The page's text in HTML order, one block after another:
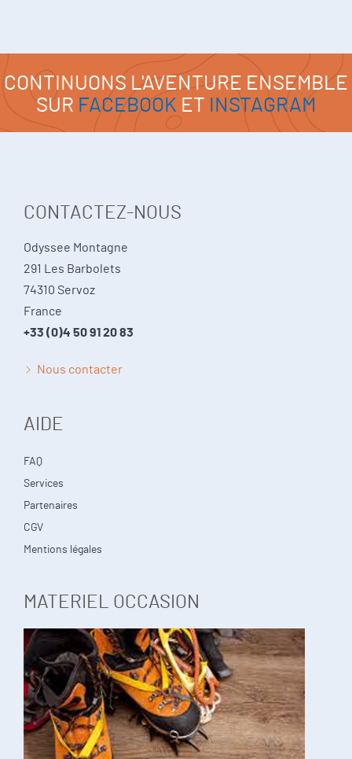
CONTINUONS L'AVENTURE ENSEMBLE
SUR FACEBOOK ET INSTAGRAM
CONTACTEZ-NOUS
Odyssee Montagne
291 Les Barbolets
74310 Servoz
France
+33 (0)4 50 91 20 83
Nous contacter
AIDE
FAQ
Services
Partenaires
CGV
Mentions légales
MATERIEL OCCASION